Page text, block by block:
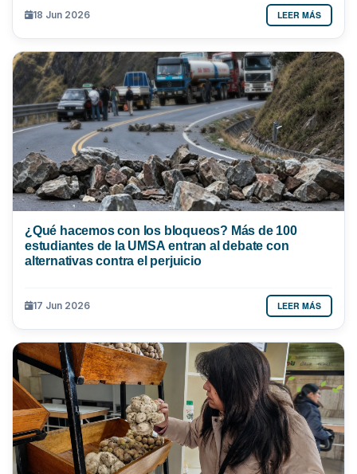
18 Jun 2026 LEER MÁS
¿Qué hacemos con los bloqueos? Más de 100
estudiantes de la UMSA entran al debate con
alternativas contra el perjuicio
17 Jun 2026 LEER MÁS